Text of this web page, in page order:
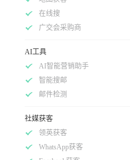
在线搜
广交会采购商
AI工具
AI智能营销助手
智能搜邮
邮件检测
社媒获客
领英获客
WhatsApp获客